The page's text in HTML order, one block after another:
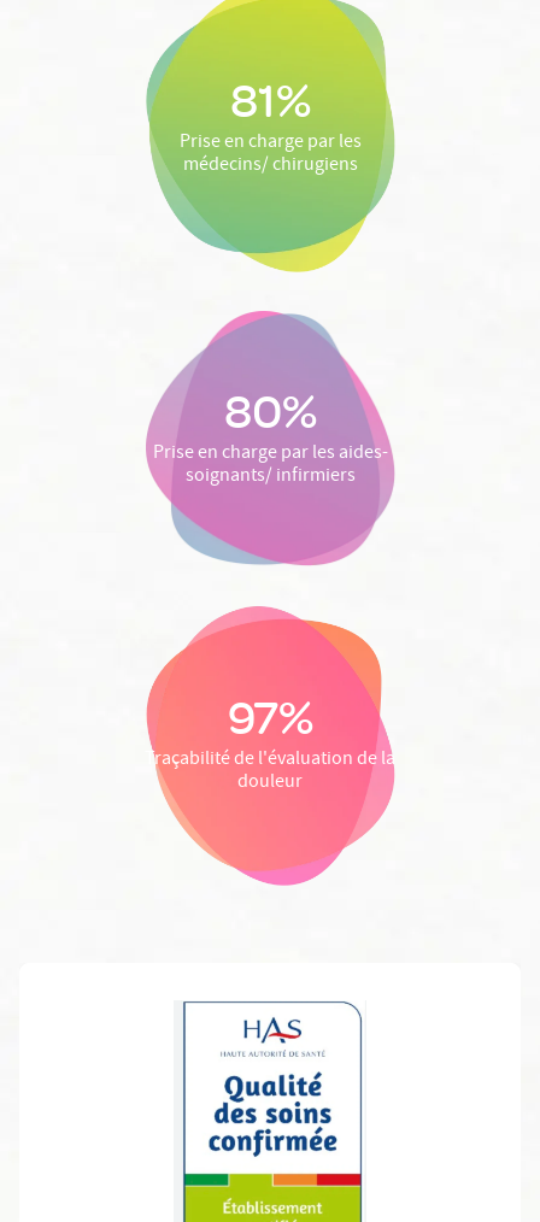
81%
Prise en charge par les
médecins/ chirugiens
80%
Prise en charge par les aides-
soignants/ infirmiers
97%
Traçabilité de l'évaluation de la
douleur